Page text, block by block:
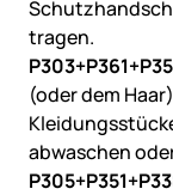
tragen.
(oder dem
abwaschen